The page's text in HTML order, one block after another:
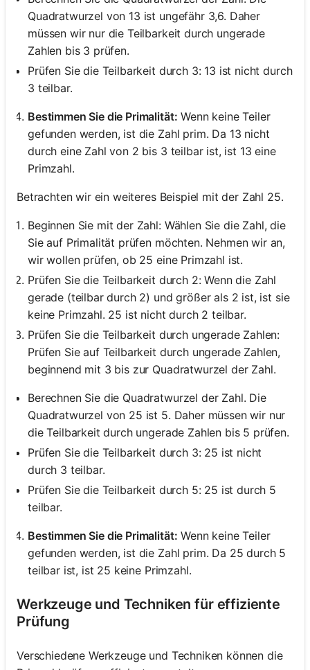
Quadratwurzel von 13 ist ungefähr 3,6. Daher
müssen wir nur die Teilbarkeit durch ungerade
Zahlen bis 3 prüfen.
Prüfen Sie die Teilbarkeit durch 3: 13 ist nicht durch
3 teilbar.
Bestimmen Sie die Primalität: Wenn keine Teiler
gefunden werden, ist die Zahl prim. Da 13 nicht
durch eine Zahl von 2 bis 3 teilbar ist, ist 13 eine
Primzahl.
Betrachten wir ein weiteres Beispiel mit der Zahl 25.
Beginnen Sie mit der Zahl: Wählen Sie die Zahl, die
Sie auf Primalität prüfen möchten. Nehmen wir an,
wir wollen prüfen, ob 25 eine Primzahl ist.
Prüfen Sie die Teilbarkeit durch 2: Wenn die Zahl
gerade (teilbar durch 2) und größer als 2 ist, ist sie
keine Primzahl. 25 ist nicht durch 2 teilbar.
Prüfen Sie die Teilbarkeit durch ungerade Zahlen:
Prüfen Sie auf Teilbarkeit durch ungerade Zahlen,
beginnend mit 3 bis zur Quadratwurzel der Zahl.
Berechnen Sie die Quadratwurzel der Zahl. Die
Quadratwurzel von 25 ist 5. Daher müssen wir nur
die Teilbarkeit durch ungerade Zahlen bis 5 prüfen.
Prüfen Sie die Teilbarkeit durch 3: 25 ist nicht
durch 3 teilbar.
Prüfen Sie die Teilbarkeit durch 5: 25 ist durch 5
teilbar.
Bestimmen Sie die Primalität: Wenn keine Teiler
gefunden werden, ist die Zahl prim. Da 25 durch 5
teilbar ist, ist 25 keine Primzahl.
Werkzeuge und Techniken für effiziente
Prüfung
Verschiedene Werkzeuge und Techniken können die